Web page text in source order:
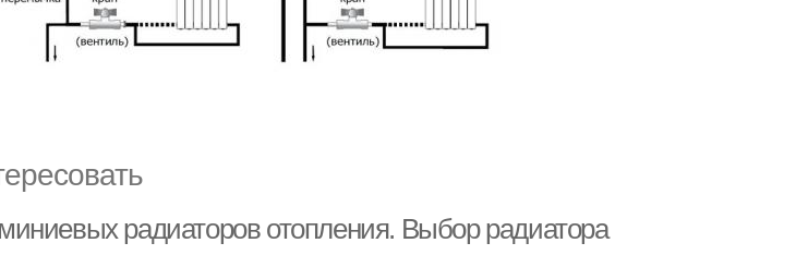
радиаторов отопления. Выбор радиатора